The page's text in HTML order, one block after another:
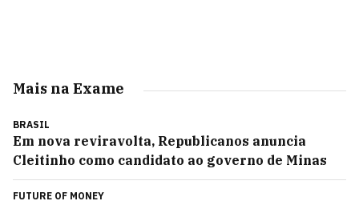
Mais na Exame
BRASIL
Em nova reviravolta, Republicanos anuncia
Cleitinho como candidato ao governo de Minas
FUTURE OF MONEY